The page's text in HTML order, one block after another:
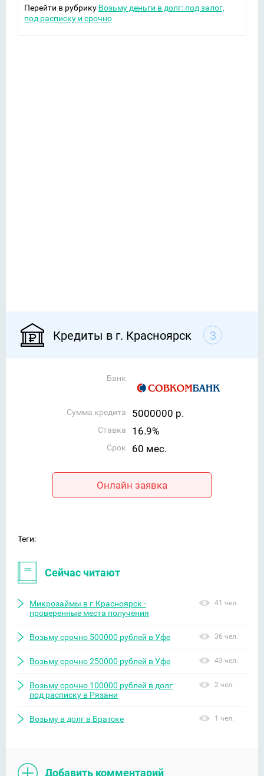
Перейти в рубрику Возьму деньги в долг: под залог,
под расписку и срочно
Кредиты в г. Красноярск 3
Банк
Сумма кредита 5000000 р.
Ставка 16.9%
Срок 60 мес.
Онлайн заявка
Теги:
Сейчас читают
Микрозаймы в г.Красноярск -
проверенные места получения
41 чел.
Возьму срочно 500000 рублей в Уфе 36 чел.
Возьму срочно 250000 рублей в Уфе 43 чел.
Возьму срочно 100000 рублей в долг
под расписку в Рязани
2 чел.
Возьму в долг в Братске 1 чел.
Добавить комментарий